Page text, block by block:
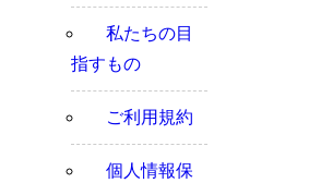
私たちの目
指すもの
ご利用規約
個人情報保